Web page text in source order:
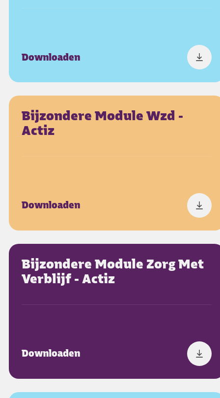
Downloaden
Bijzondere Module Wzd -
Actiz
Downloaden
Bijzondere Module Zorg Met
Verblijf - Actiz
Downloaden